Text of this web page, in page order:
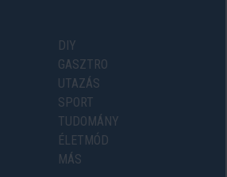
DIY
GASZTRO
UTAZÁS
SPORT
TUDOMÁNY
ÉLETMÓD
MÁS